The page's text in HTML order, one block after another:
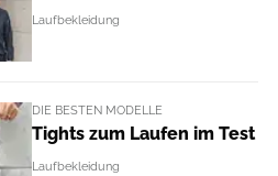
Laufbekleidung
DIE BESTEN MODELLE
Tights zum Laufen im Test
Laufbekleidung